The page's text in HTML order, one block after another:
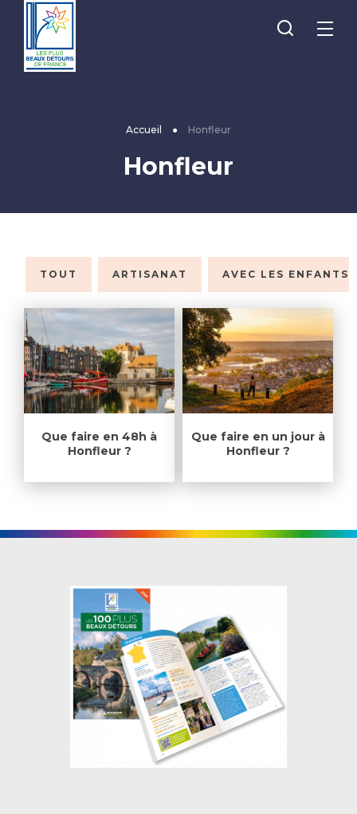
Je
Menu
Accueil ● Honfleur
Honfleur
TOUT ARTISANAT AVEC LES ENFANTS
Que faire en 48h à
Honfleur ?
Que faire en un jour à
Honfleur ?